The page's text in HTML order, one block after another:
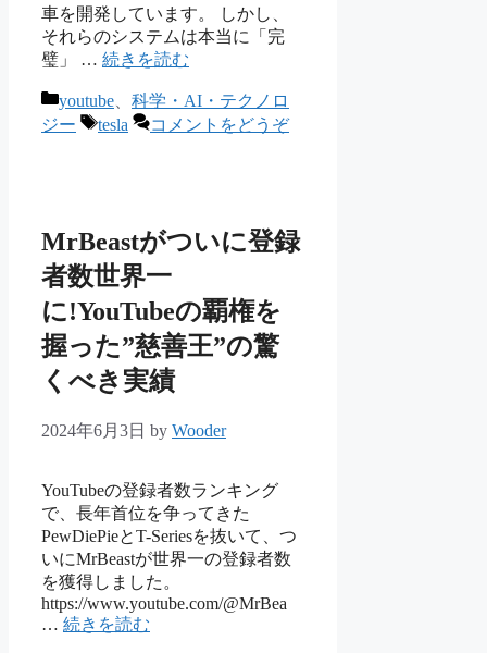
車を開発しています。 しかし、
それらのシステムは本当に「完
璧」 … 続きを読む
カ
テ
youtube、 科学・AI・テクノロ
ジー
タ
tesla コメントをどうぞ
MrBeastがついに登録
者数世界一
に!YouTubeの覇権を
握った”慈善王”の驚
くべき実績
2024年6月3日 by Wooder
YouTubeの登録者数ランキング
で、長年首位を争ってきた
PewDiePieとT-Seriesを抜いて、つ
いにMrBeastが世界一の登録者数
を獲得しました。
https://www.youtube.com/@MrBea
… 続きを読む